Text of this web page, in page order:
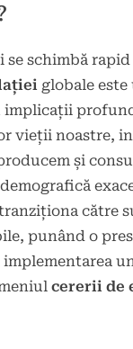
se schimbă
globale
vieții noastre,
și
către
punând o
implementarea
cererii de